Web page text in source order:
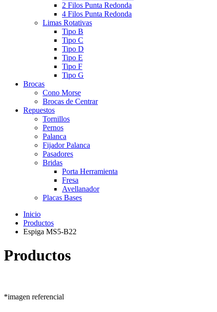
2 Filos Punta Redonda
4 Filos Punta Redonda
Limas Rotativas
Tipo B
Tipo C
Tipo D
Tipo E
Tipo F
Tipo G
Brocas
Cono Morse
Brocas de Centrar
Repuestos
Tornillos
Pernos
Palanca
Fijador Palanca
Pasadores
Bridas
Porta Herramienta
Fresa
Avellanador
Placas Bases
Inicio
Productos
Espiga MS5-B22
Productos
*imagen referencial